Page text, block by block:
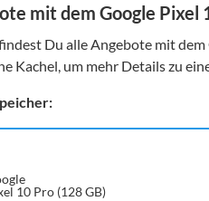
mit dem Google Pixel
Du alle Angebote mit
Kachel, um mehr Details zu
10 Pro (128 GB)